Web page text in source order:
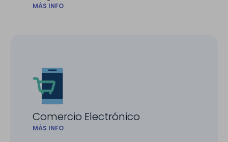
MÁS INFO
Comercio Electrónico
MÁS INFO